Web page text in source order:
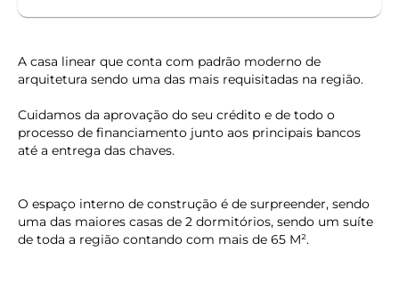
A casa linear que conta com padrão moderno de
arquitetura sendo uma das mais requisitadas na região.
Cuidamos da aprovação do seu crédito e de todo o
processo de financiamento junto aos principais bancos
até a entrega das chaves.
O espaço interno de construção é de surpreender, sendo
uma das maiores casas de 2 dormitórios, sendo um suíte
de toda a região contando com mais de 65 M².